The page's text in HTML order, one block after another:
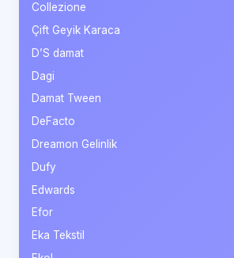
Collezione
Çift Geyik Karaca
D’S damat
Dagi
Damat Tween
DeFacto
Dreamon Gelinlik
Dufy
Edwards
Efor
Eka Tekstil